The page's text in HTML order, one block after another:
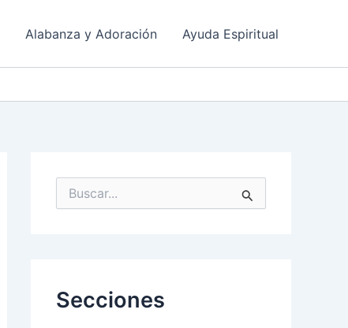
Alabanza y Adoración Ayuda Espiritual
o
rSecciones